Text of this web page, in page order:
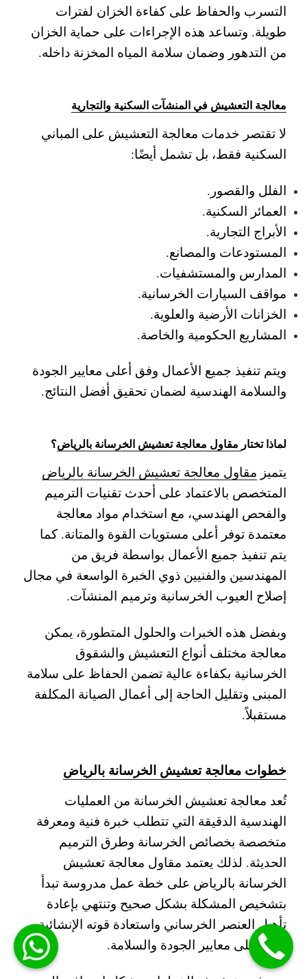
التسرب والحفاظ على كفاءة الخزان لفترات
طويلة. وتساعد هذه الإجراءات على حماية الخزان
من التدهور وضمان سلامة المياه المخزنة داخله.
معالجة التعشيش في المنشآت السكنية والتجارية
لا تقتصر خدمات معالجة التعشيش على المباني
السكنية فقط، بل تشمل أيضًا:
الفلل والقصور.
العمائر السكنية.
الأبراج التجارية.
المستودعات والمصانع.
المدارس والمستشفيات.
مواقف السيارات الخرسانية.
الخزانات الأرضية والعلوية.
المشاريع الحكومية والخاصة.
ويتم تنفيذ جميع الأعمال وفق أعلى معايير الجودة
والسلامة الهندسية لضمان تحقيق أفضل النتائج.
لماذا تختار مقاول معالجة تعشيش الخرسانة بالرياض؟
يتميز مقاول معالجة تعشيش الخرسانة بالرياض
المتخصص بالاعتماد على أحدث تقنيات الترميم
والفحص الهندسي، مع استخدام مواد معالجة
معتمدة توفر أعلى مستويات القوة والمتانة. كما
يتم تنفيذ جميع الأعمال بواسطة فريق من
المهندسين والفنيين ذوي الخبرة الواسعة في مجال
إصلاح العيوب الخرسانية وترميم المنشآت.
وبفضل هذه الخبرات والحلول المتطورة، يمكن
معالجة مختلف أنواع التعشيش والشقوق
الخرسانية بكفاءة عالية تضمن الحفاظ على سلامة
المبنى وتقليل الحاجة إلى أعمال الصيانة المكلفة
مستقبلاً.
خطوات معالجة تعشيش الخرسانة بالرياض
تُعد معالجة تعشيش الخرسانة من العمليات
الهندسية الدقيقة التي تتطلب خبرة فنية ومعرفة
متخصصة بخصائص الخرسانة وطرق الترميم
الحديثة. لذلك يعتمد مقاول معالجة تعشيش
الخرسانة بالرياض على خطة عمل مدروسة تبدأ
بتشخيص المشكلة بشكل صحيح وتنتهي بإعادة
تأهيل العنصر الخرساني واستعادة قوته الإنشائية
وفق أعلى معايير الجودة والسلامة.